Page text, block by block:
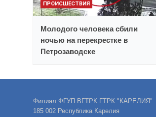
ПРОИСШЕСТВИЯ
Молодого человека сбили
ночью на перекрестке в
Петрозаводске
Филиал ФГУП ВГТРК ГТРК "КАРЕЛИЯ"
185 002 Республика Карелия